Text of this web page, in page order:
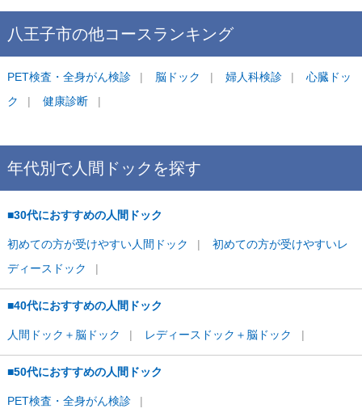
八王子市の他コースランキング
PET検査・全身がん検診 脳ドック 婦人科検診
心臓ドッ
ク
健康診断
年代別で人間ドックを探す
■30代におすすめの人間ドック
初めての方が受けやすい人間ドック
初めての方が受けやすいレ
ディースドック
■40代におすすめの人間ドック
人間ドック＋脳ドック レディースドック＋脳ドック
■50代におすすめの人間ドック
PET検査・全身がん検診